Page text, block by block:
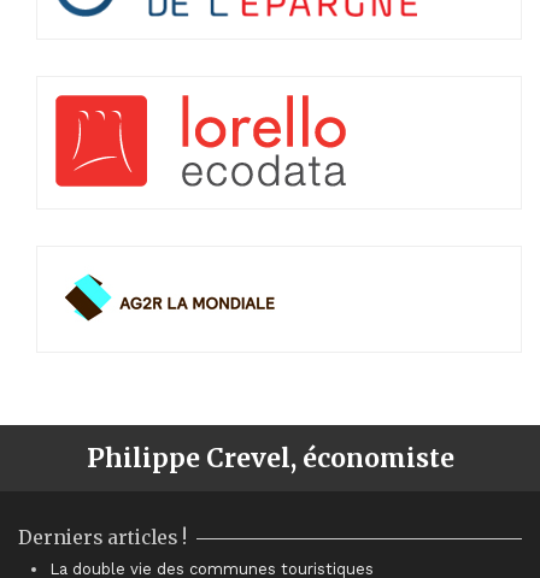
Philippe Crevel, économiste
Derniers articles !
La double vie des communes touristiques